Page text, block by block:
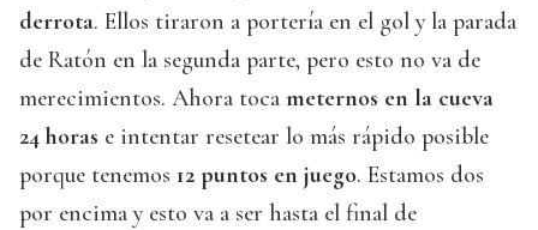
derrota. Ellos tiraron a portería en el gol y la parada
de Ratón en la segunda parte, pero esto no va de
merecimientos. Ahora toca meternos en la cueva
24 horas e intentar resetear lo más rápido posible
porque tenemos 12 puntos en juego. Estamos dos
por encima y esto va a ser hasta el final de